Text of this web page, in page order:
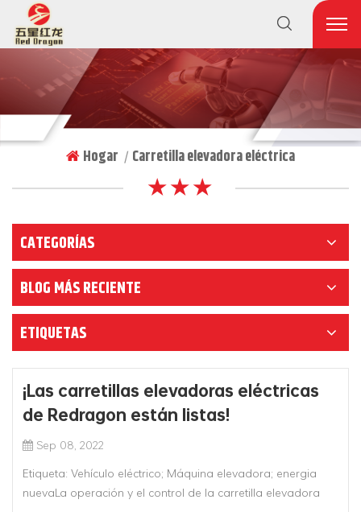
Hogar | Carretilla elevadora eléctrica
★ ★ ★
CATEGORÍAS
BLOG MÁS RECIENTE
ETIQUETAS
¡Las carretillas elevadoras eléctricas
de Redragon están listas!
Sep 08, 2022
Etiqueta: Vehículo eléctrico; Máquina elevadora; energia
nuevaLa operación y el control de la carretilla elevadora